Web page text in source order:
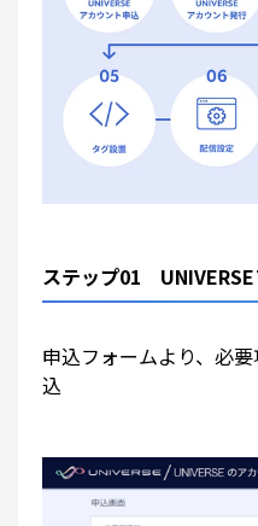
ステップ01
申込フォームより、必
込